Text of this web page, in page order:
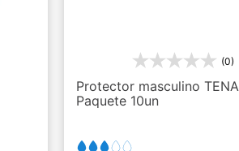
(0)
Protector masculino
Paquete 10un